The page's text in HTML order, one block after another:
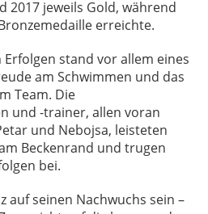
2017 jeweils Gold, während
erreichte.
stand vor allem eines
am Schwimmen und das
Team. Die
und -trainer, allen voran
und Nebojsa, leisteten
Beckenrand und trugen
bei.
auf seinen Nachwuchs sein –